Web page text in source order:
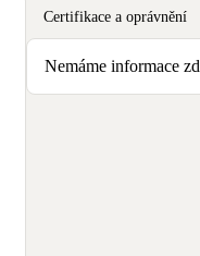
Certifikace a oprávnění
Nemáme informace